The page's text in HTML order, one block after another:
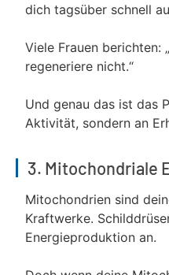
dich tagsüber schnell
Viele Frauen berichten:
regeneriere nicht.“
Und genau das ist das
Aktivität, sondern an
3. Mitochondriale
Mitochondrien sind
Kraftwerke.
Energieproduktion an.